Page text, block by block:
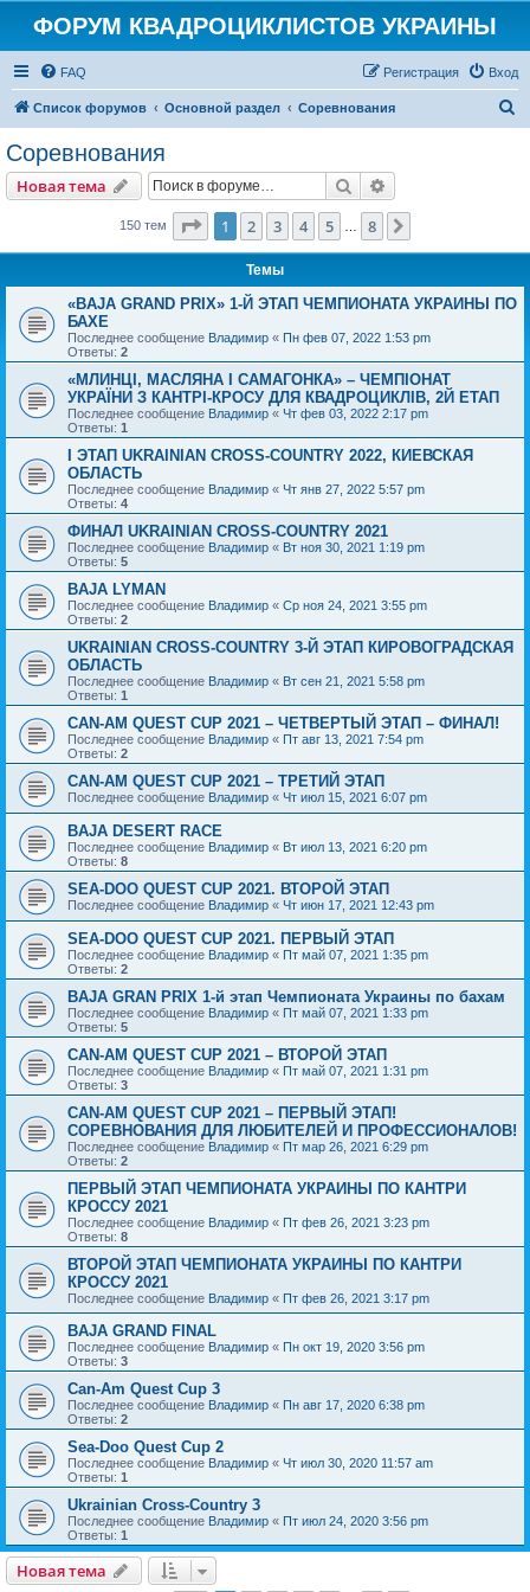
ФОРУМ КВАДРОЦИКЛИСТОВ УКРАИНЫ
FAQ Вход
Регистрация
Список форумов Основной раздел Соревнования
Соревнования
Новая тема Поиск
150 тем Страница из
1 2 3 4 5 8
Темы
«BAJA GRAND PRIX» 1-Й ЭТАП ЧЕМПИОНАТА УКРАИНЫ ПО
БАХЕ
Последнее сообщение Владимир « Пн фев 07, 2022 1:53 pm
Ответы: 2
«МЛИНЦІ, МАСЛЯНА І САМАГОНКА» – ЧЕМПІОНАТ
УКРАЇНИ З КАНТРІ-КРОСУ ДЛЯ КВАДРОЦИКЛІВ, 2Й ЕТАП
Последнее сообщение Владимир « Чт фев 03, 2022 2:17 pm
Ответы: 1
І ЭТАП UKRAINIAN CROSS-COUNTRY 2022, КИЕВСКАЯ
ОБЛАСТЬ
Последнее сообщение Владимир « Чт янв 27, 2022 5:57 pm
Ответы: 4
ФИНАЛ UKRAINIAN CROSS-COUNTRY 2021
Последнее сообщение Владимир « Вт ноя 30, 2021 1:19 pm
Ответы: 5
BAJA LYMAN
Последнее сообщение Владимир « Ср ноя 24, 2021 3:55 pm
Ответы: 2
UKRAINIAN CROSS-COUNTRY 3-Й ЭТАП КИРОВОГРАДСКАЯ
ОБЛАСТЬ
Последнее сообщение Владимир « Вт сен 21, 2021 5:58 pm
Ответы: 1
CAN-AM QUEST CUP 2021 – ЧЕТВЕРТЫЙ ЭТАП – ФИНАЛ!
Последнее сообщение Владимир « Пт авг 13, 2021 7:54 pm
Ответы: 2
CAN-AM QUEST CUP 2021 – ТРЕТИЙ ЭТАП
Последнее сообщение Владимир « Чт июл 15, 2021 6:07 pm
BAJA DESERT RACE
Последнее сообщение Владимир « Вт июл 13, 2021 6:20 pm
Ответы: 8
SEA-DOO QUEST CUP 2021. ВТОРОЙ ЭТАП
Последнее сообщение Владимир « Чт июн 17, 2021 12:43 pm
SEA-DOO QUEST CUP 2021. ПЕРВЫЙ ЭТАП
Последнее сообщение Владимир « Пт май 07, 2021 1:35 pm
Ответы: 2
BAJA GRAN PRIX 1-й этап Чемпионата Украины по бахам
Последнее сообщение Владимир « Пт май 07, 2021 1:33 pm
Ответы: 5
CAN-AM QUEST CUP 2021 – ВТОРОЙ ЭТАП
Последнее сообщение Владимир « Пт май 07, 2021 1:31 pm
Ответы: 3
CAN-AM QUEST CUP 2021 – ПЕРВЫЙ ЭТАП!
СОРЕВНОВАНИЯ ДЛЯ ЛЮБИТЕЛЕЙ И ПРОФЕССИОНАЛОВ!
Последнее сообщение Владимир « Пт мар 26, 2021 6:29 pm
Ответы: 2
ПЕРВЫЙ ЭТАП ЧЕМПИОНАТА УКРАИНЫ ПО КАНТРИ
КРОССУ 2021
Последнее сообщение Владимир « Пт фев 26, 2021 3:23 pm
Ответы: 8
ВТОРОЙ ЭТАП ЧЕМПИОНАТА УКРАИНЫ ПО КАНТРИ
КРОССУ 2021
Последнее сообщение Владимир « Пт фев 26, 2021 3:17 pm
BAJA GRAND FINAL
Последнее сообщение Владимир « Пн окт 19, 2020 3:56 pm
Ответы: 3
Can-Am Quest Cup 3
Последнее сообщение Владимир « Пн авг 17, 2020 6:38 pm
Ответы: 2
Sea-Doo Quest Cup 2
Последнее сообщение Владимир « Чт июл 30, 2020 11:57 am
Ответы: 1
Ukrainian Cross-Country 3
Последнее сообщение Владимир « Пт июл 24, 2020 3:56 pm
Ответы: 1
Новая тема